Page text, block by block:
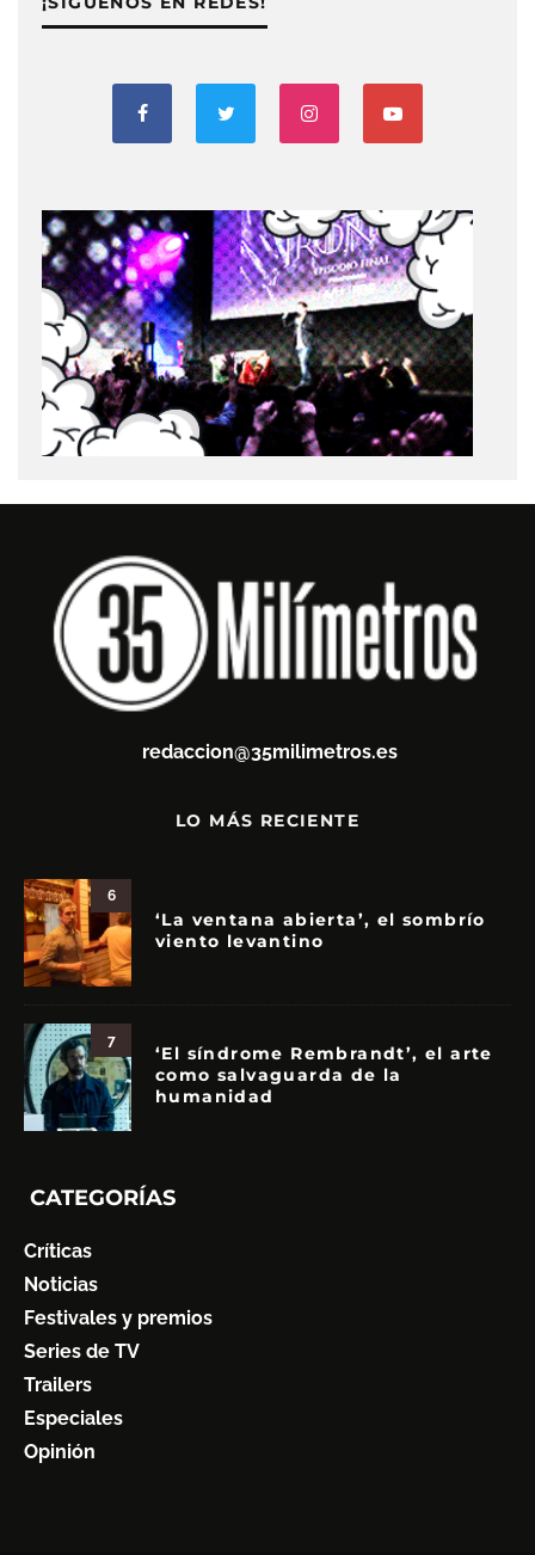
redaccion@35milimetros.es
LO MÁS RECIENTE
6
‘La ventana abierta’, el sombrío
viento levantino
7
‘El síndrome Rembrandt’, el arte
como salvaguarda de la
humanidad
CATEGORÍAS
Críticas
Noticias
Festivales y premios
Series de TV
Trailers
Especiales
Opinión